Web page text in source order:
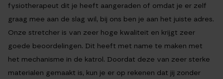
fysiotherapeut dit je heeft aangeraden of omdat je er zelf
graag mee aan de slag wil, bij ons ben je aan het juiste adres.
Onze stretcher is van zeer hoge kwaliteit en krijgt zeer
goede beoordelingen. Dit heeft met name te maken met
het mechanisme in de katrol. Doordat deze van zeer sterke
materialen gemaakt is, kun je er op rekenen dat jij zonder